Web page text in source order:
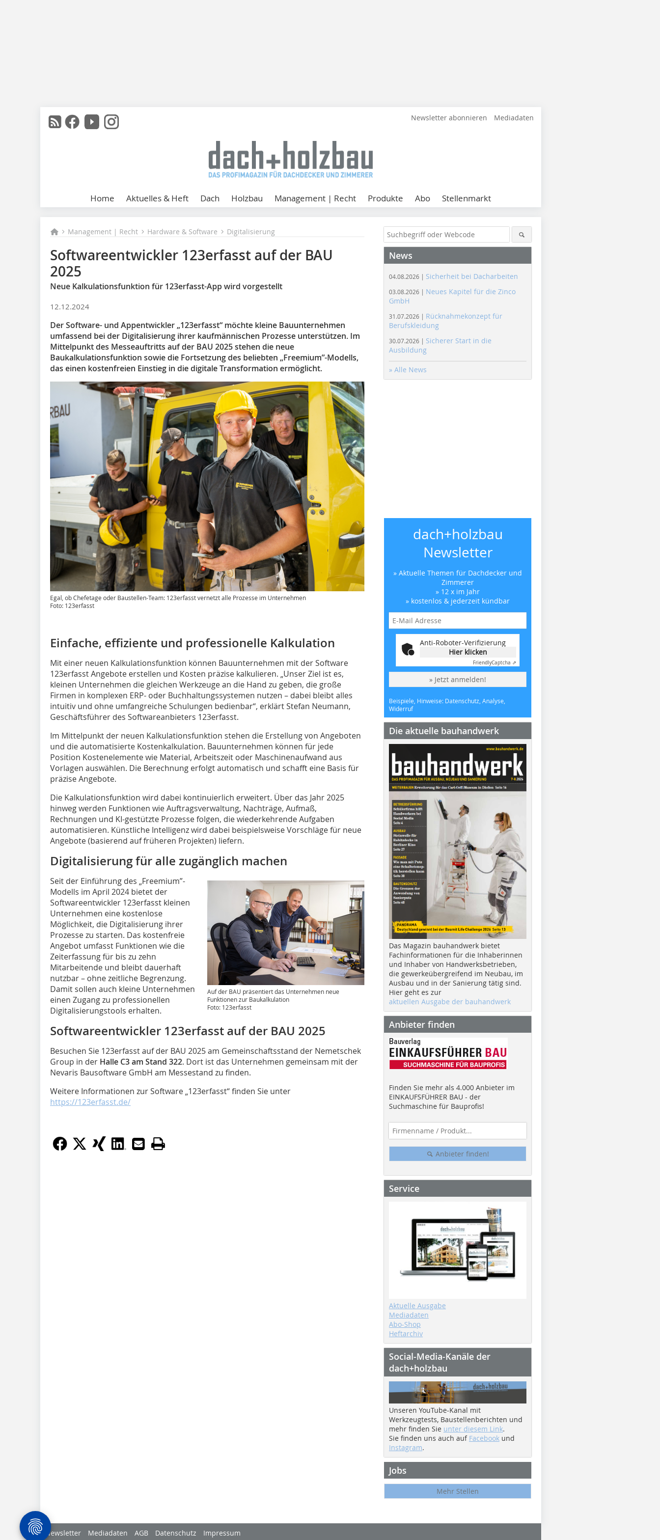
Newsletter abonnieren Mediadaten
Home Aktuelles & Heft Dach Holzbau Management | Recht Produkte Abo Stellenmarkt
Management | Recht Hardware & Software Digitalisierung
Softwareentwickler 123erfasst auf der BAU
2025
Neue Kalkulationsfunktion für 123erfasst-App wird vorgestellt
12.12.2024
Der Software- und Appentwickler „123erfasst“ möchte kleine Bauunternehmen
umfassend bei der Digitalisierung ihrer kaufmännischen Prozesse unterstützen. Im
Mittelpunkt des Messeauftritts auf der BAU 2025 stehen die neue
Baukalkulationsfunktion sowie die Fortsetzung des beliebten „Freemium”-Modells,
das einen kostenfreien Einstieg in die digitale Transformation ermöglicht.
Egal, ob Chefetage oder Baustellen-Team: 123erfasst vernetzt alle Prozesse im Unternehmen
Foto: 123erfasst
Einfache, effiziente und professionelle Kalkulation
Mit einer neuen Kalkulationsfunktion können Bauunternehmen mit der Software
123erfasst Angebote erstellen und Kosten präzise kalkulieren. „Unser Ziel ist es,
kleinen Unternehmen die gleichen Werkzeuge an die Hand zu geben, die große
Firmen in komplexen ERP- oder Buchhaltungssystemen nutzen – dabei bleibt alles
intuitiv und ohne umfangreiche Schulungen bedienbar“, erklärt Stefan Neumann,
Geschäftsführer des Softwareanbieters 123erfasst.
Im Mittelpunkt der neuen Kalkulationsfunktion stehen die Erstellung von Angeboten
und die automatisierte Kostenkalkulation. Bauunternehmen können für jede
Position Kostenelemente wie Material, Arbeitszeit oder Maschinenaufwand aus
Vorlagen auswählen. Die Berechnung erfolgt automatisch und schafft eine Basis für
präzise Angebote.
Die Kalkulationsfunktion wird dabei kontinuierlich erweitert. Über das Jahr 2025
hinweg werden Funktionen wie Auftragsverwaltung, Nachträge, Aufmaß,
Rechnungen und KI-gestützte Prozesse folgen, die wiederkehrende Aufgaben
automatisieren. Künstliche Intelligenz wird dabei beispielsweise Vorschläge für neue
Angebote (basierend auf früheren Projekten) liefern.
Digitalisierung für alle zugänglich machen
Auf der BAU präsentiert das Unternehmen neue
Funktionen zur Baukalkulation
Foto: 123erfasst
Seit der Einführung des „Freemium”-
Modells im April 2024 bietet der
Softwareentwickler 123erfasst kleinen
Unternehmen eine kostenlose
Möglichkeit, die Digitalisierung ihrer
Prozesse zu starten. Das kostenfreie
Angebot umfasst Funktionen wie die
Zeiterfassung für bis zu zehn
Mitarbeitende und bleibt dauerhaft
nutzbar – ohne zeitliche Begrenzung.
Damit sollen auch kleine Unternehmen
einen Zugang zu professionellen
Digitalisierungstools erhalten.
Softwareentwickler 123erfasst auf der BAU 2025
Besuchen Sie 123erfasst auf der BAU 2025 am Gemeinschaftsstand der Nemetschek
Group in der Halle C3 am Stand 322. Dort ist das Unternehmen gemeinsam mit der
Nevaris Bausoftware GmbH am Messestand zu finden.
Weitere Informationen zur Software „123erfasst“ finden Sie unter
https://123erfasst.de/
News
04.08.2026 | Sicherheit bei Dacharbeiten
03.08.2026 | Neues Kapitel für die Zinco
GmbH
31.07.2026 | Rücknahmekonzept für
Berufskleidung
30.07.2026 | Sicherer Start in die
Ausbildung
» Alle News
dach+holzbau
Newsletter
» Aktuelle Themen für Dachdecker und
Zimmerer
» 12 x im Jahr
» kostenlos & jederzeit kündbar
Anti-Roboter-Verifizierung
Hier klicken
FriendlyCaptcha ⇗
» Jetzt anmelden!
Beispiele, Hinweise: Datenschutz, Analyse,
Widerruf
Die aktuelle bauhandwerk
Das Magazin bauhandwerk bietet
Fachinformationen für die Inhaberinnen
und Inhaber von Handwerksbetrieben,
die gewerkeübergreifend im Neubau, im
Ausbau und in der Sanierung tätig sind.
Hier geht es zur
aktuellen Ausgabe der bauhandwerk
Anbieter finden
Finden Sie mehr als 4.000 Anbieter im
EINKAUFSFÜHRER BAU - der
Suchmaschine für Bauprofis!
Anbieter finden!
Service
Aktuelle Ausgabe
Mediadaten
Abo-Shop
Heftarchiv
Social-Media-Kanäle der
dach+holzbau
Unseren YouTube-Kanal mit
Werkzeugtests, Baustellenberichten und
mehr finden Sie unter diesem Link.
Sie finden uns auch auf Facebook und
Instagram.
Jobs
Mehr Stellen
Newsletter Mediadaten AGB Datenschutz Impressum